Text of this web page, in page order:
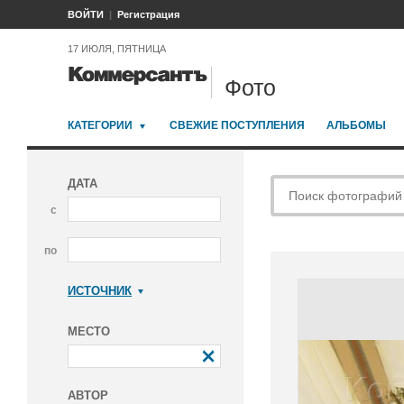
ВОЙТИ Регистрация
17 ИЮЛЯ, ПЯТНИЦА
Фото
КАТЕГОРИИ СВЕЖИЕ ПОСТУПЛЕНИЯ АЛЬБОМЫ
ДАТА
с
по
ИСТОЧНИК
МЕСТО
АВТОР